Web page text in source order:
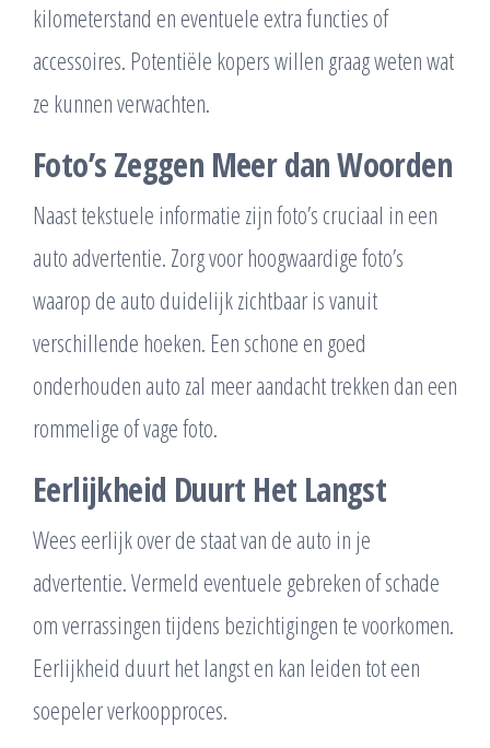
kilometerstand en eventuele extra functies of
accessoires. Potentiële kopers willen graag weten wat
ze kunnen verwachten.
Foto’s Zeggen Meer dan Woorden
Naast tekstuele informatie zijn foto’s cruciaal in een
auto advertentie. Zorg voor hoogwaardige foto’s
waarop de auto duidelijk zichtbaar is vanuit
verschillende hoeken. Een schone en goed
onderhouden auto zal meer aandacht trekken dan een
rommelige of vage foto.
Eerlijkheid Duurt Het Langst
Wees eerlijk over de staat van de auto in je
advertentie. Vermeld eventuele gebreken of schade
om verrassingen tijdens bezichtigingen te voorkomen.
Eerlijkheid duurt het langst en kan leiden tot een
soepeler verkoopproces.